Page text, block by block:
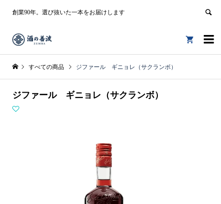
創業90年。選び抜いた一本をお届けします


すべての商品 ジファール ギニョレ（サクランボ）
ジファール ギニョレ（サクランボ）